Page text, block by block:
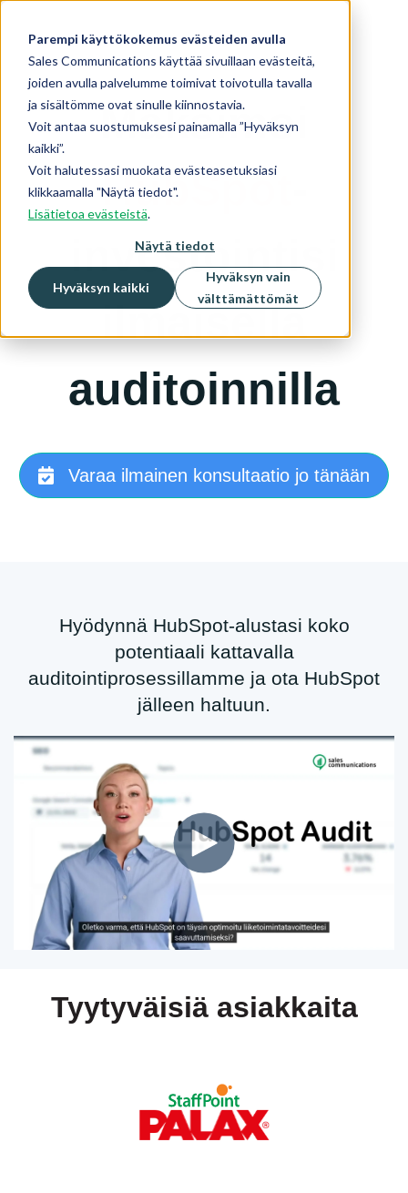
Parempi käyttökokemus evästeiden avulla
Sales Communications käyttää sivuillaan evästeitä,
joiden avulla palvelumme toimivat toivotulla tavalla
ja sisältömme ovat sinulle kiinnostavia.
Voit antaa suostumuksesi painamalla ”Hyväksyn
kaikki”.
Voit halutessasi muokata evästeasetuksiasi
klikkaamalla "Näytä tiedot".
Lisätietoa evästeistä.
Näytä tiedot
Hyväksyn kaikki
Hyväksyn vain
välttämättömät
Maksimoi
HubSpot
investointisi
ilmaisella
auditoinnilla
Varaa ilmainen konsultaatio jo tänään
Hyödynnä HubSpot-alustasi koko
potentiaali kattavalla
auditointiprosessillamme ja ota HubSpot
jälleen haltuun.
Tyytyväisiä asiakkaita